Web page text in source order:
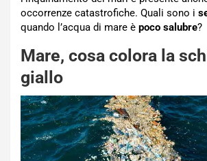
occorrenze catastrofiche. Quali sono i
quando l’acqua di mare è poco salubre?
Mare, cosa colora la
giallo